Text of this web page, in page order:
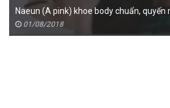
Naeun (A pink) khoe body chuẩn,
01/08/2018